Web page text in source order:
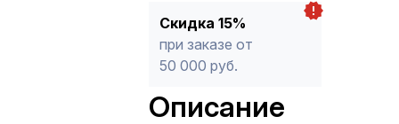
Скидка 15%
при заказе от
50 000 руб.
Описание